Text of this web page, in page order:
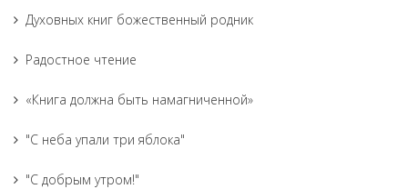
Духовных книг божественный родник
Радостное чтение
«Книга должна быть намагниченной»
"С неба упали три яблока"
"С добрым утром!"